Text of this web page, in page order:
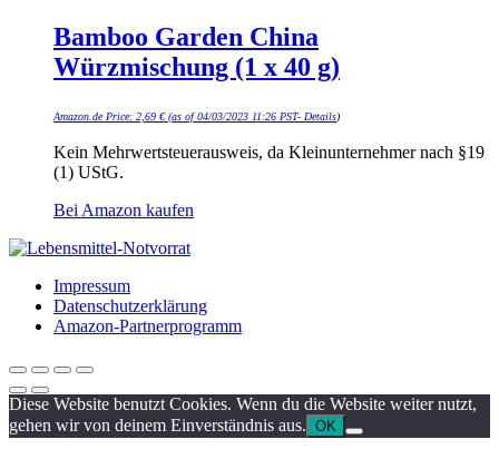
Bamboo Garden China
Würzmischung (1 x 40 g)
Amazon.de Price: 2,69 €(as of 04/03/2023 11:26 PST- Details)
Kein Mehrwertsteuerausweis, da Kleinunternehmer nach §19
(1) UStG.
Bei Amazon kaufen
Impressum
Datenschutzerklärung
Amazon-Partnerprogramm
Diese Website benutzt Cookies. Wenn du die Website weiter nutzt,
gehen wir von deinem Einverständnis aus. OK